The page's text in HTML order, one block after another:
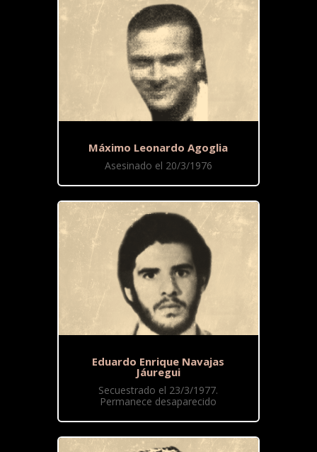
Máximo Leonardo Agoglia
Asesinado el 20/3/1976
Eduardo Enrique Navajas
Jáuregui
Secuestrado el 23/3/1977.
Permanece desaparecido